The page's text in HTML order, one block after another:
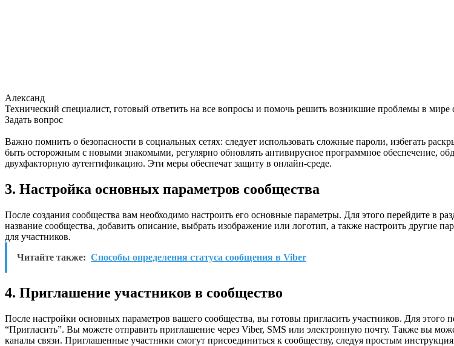
Александ
Технический специалист, готовый ответить на все вопросы и помочь решить возникшие проблемы в мире
Задать вопрос
Важно помнить о безопасности в социальных сетях: следует использовать сложные пароли, избегать
быть осторожным с новыми знакомыми, регулярно обновлять антивирусное программное обеспечение,
двухфакторную аутентификацию. Эти меры обеспечат защиту в онлайн-среде.
3. Настройка основных параметров сообщества
После создания сообщества вам необходимо настроить его основные параметры. Для этого перейдите в
название сообщества, добавить описание, выбрать изображение или логотип, а также настроить другие
для участников.
Читайте также: Способы определения статуса сообщения в Viber
4. Приглашение участников в сообщество
После настройки основных параметров вашего сообщества, вы готовы пригласить участников. Для этого
“Пригласить”. Вы можете отправить приглашение через Viber, SMS или электронную почту. Также вы
каналы связи. Приглашенные участники смогут присоединиться к сообществу, следуя простым